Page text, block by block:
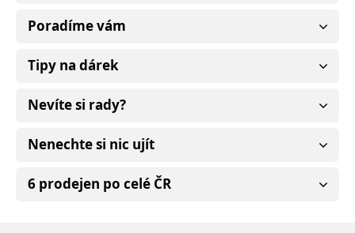
Poradíme vám
Tipy na dárek
Nevíte si rady?
Nenechte si nic ujít
6 prodejen po celé ČR